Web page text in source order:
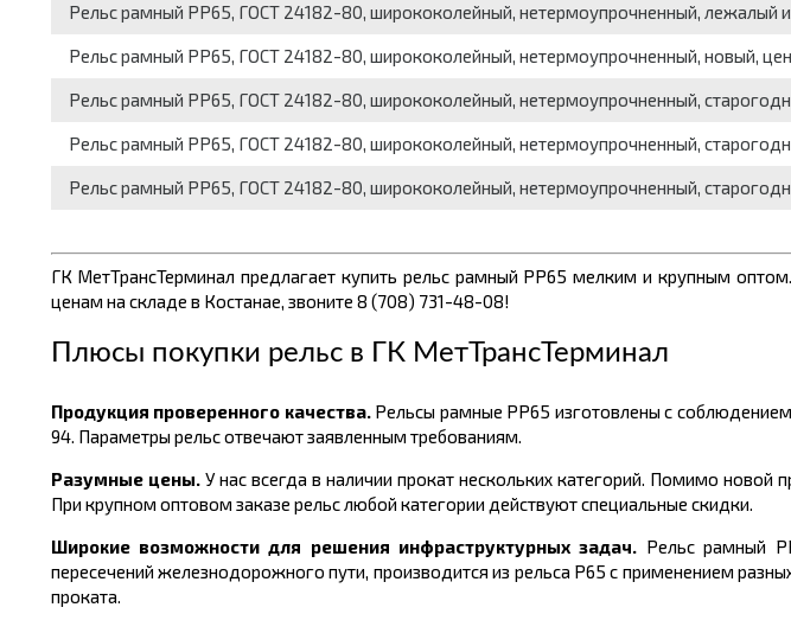
Рельс рамный РР65, ГОСТ 24182-80, ширококолейный, нетермоупрочненный, лежалый
Рельс рамный РР65, ГОСТ 24182-80, ширококолейный, нетермоупрочненный, новый,
Рельс рамный РР65, ГОСТ 24182-80, ширококолейный, нетермоупрочненный,
Рельс рамный РР65, ГОСТ 24182-80, ширококолейный, нетермоупрочненный,
Рельс рамный РР65, ГОСТ 24182-80, ширококолейный, нетермоупрочненный,
ГК МетТрансТерминал предлагает купить рельс рамный РР65 мелким и крупным
ценам на складе в Костанае, звоните 8 (708) 731-48-08!
Плюсы покупки рельс в ГК МетТрансТерминал
Продукция проверенного качества. Рельсы рамные РР65 изготовлены с
94. Параметры рельс отвечают заявленным требованиям.
Разумные цены. У нас всегда в наличии прокат нескольких категорий. Помимо новой
При крупном оптовом заказе рельс любой категории действуют специальные скидки.
Широкие возможности для решения инфраструктурных задач. Рельс рамный
пересечений железнодорожного пути, производится из рельса Р65 с применением
проката.